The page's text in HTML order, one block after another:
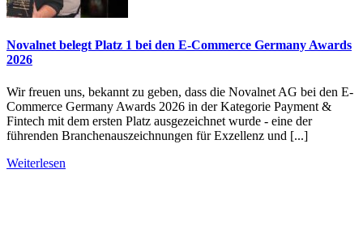
Novalnet belegt Platz 1 bei den E-Commerce Germany Awards
2026
Wir freuen uns, bekannt zu geben, dass die Novalnet AG bei den E-
Commerce Germany Awards 2026 in der Kategorie Payment &
Fintech mit dem ersten Platz ausgezeichnet wurde - eine der
führenden Branchenauszeichnungen für Exzellenz und [...]
Weiterlesen